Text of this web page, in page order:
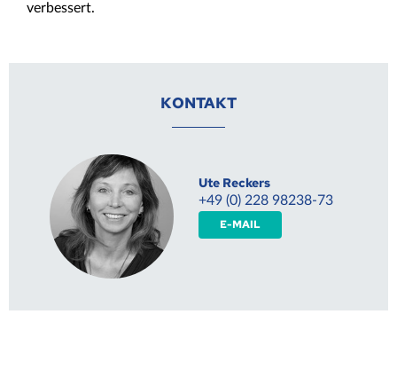
verbessert.
KONTAKT
Ute Reckers
+49 (0) 228 98238-73
E-MAIL